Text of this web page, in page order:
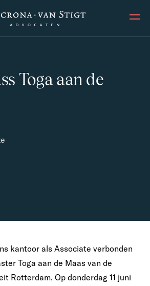
Toga aan de
kantoor als Associate verbonden
Toga aan de Maas van de
Rotterdam. Op donderdag 11 juni